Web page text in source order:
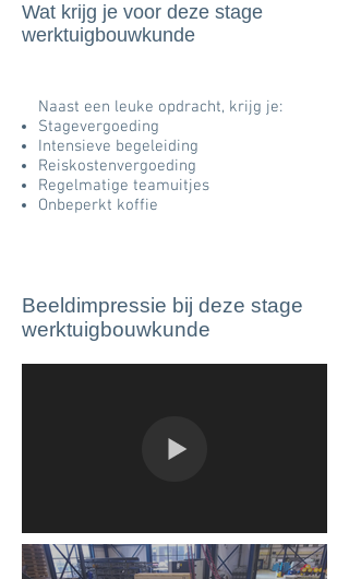
Wat krijg je voor deze stage
werktuigbouwkunde
Naast een leuke opdracht, krijg je:
Stagevergoeding
Intensieve begeleiding
Reiskostenvergoeding
Regelmatige teamuitjes
Onbeperkt koffie
Beeldimpressie bij deze stage
werktuigbouwkunde